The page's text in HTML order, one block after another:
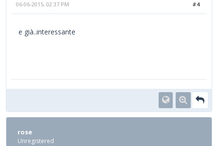
#4
06-06-2015, 02:37 PM
e già..interessante
rose
Unregistered